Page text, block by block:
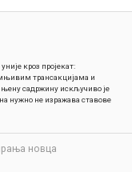
кроз пројекат:
трансакцијама и
садржину искључиво је
нужно не изражава ставове
новца